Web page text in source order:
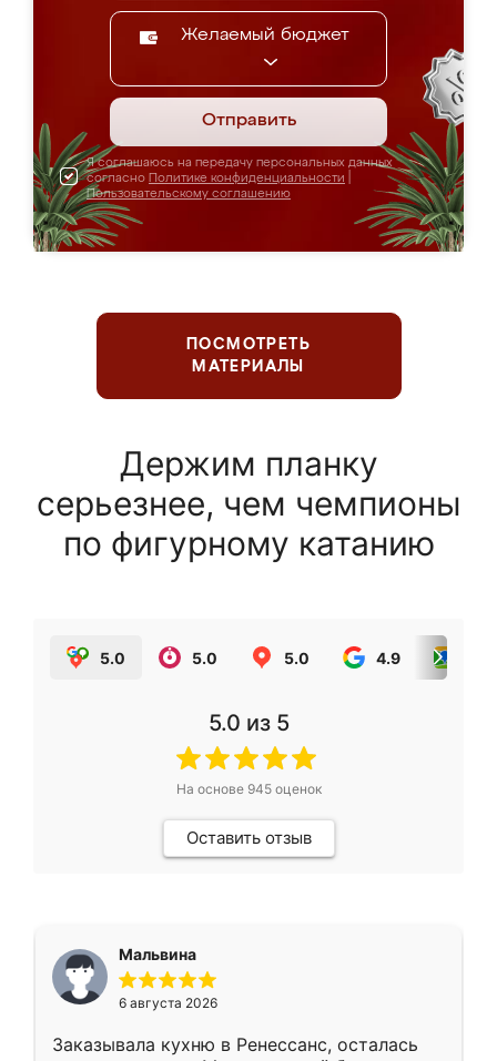
Желаемый бюджет
Отправить
Я соглашаюсь на передачу персональных данных
согласно Политике конфиденциальности
Пользовательскому соглашению
ПОСМОТРЕТЬ
МАТЕРИАЛЫ
Держим планку
серьезнее, чем чемпионы
по фигурному катанию
5.0 5.0 5.0 4.9
5.0 из 5
На основе 945оценок
Оставить отзыв
Мальвина
6 августа 2026
Заказывала кухню в Ренессанс, осталась